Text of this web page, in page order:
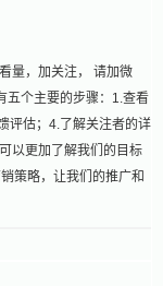
量，加关注， 请加微
五个主要的步骤：1.查看
评估；4.了解关注者的详
以更加了解我们的目标
策略，让我们的推广和